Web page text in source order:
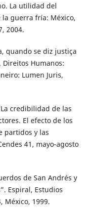
La utilidad del
la guerra fría: México,
2004.
quando se diz justiça
Direitos Humanos:
Lumen Juris,
credibilidad de las
El efecto de los
partidos y las
41, mayo-agosto
de San Andrés y
Espiral, Estudios
México, 1999.